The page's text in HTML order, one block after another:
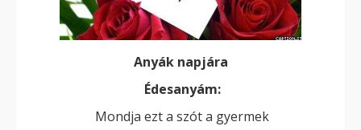
Anyák napjára
Édesanyám:
Mondja ezt a szót a gyermek